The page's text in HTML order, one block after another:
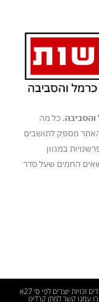
. כל מה
מספק לתושבים
במגוון
החמים שעל סדר
2023 © כל הזכויות שמורות - בראש החדשות | אנו מכבדים זכויות יוצרים לפי ס׳ 27א
עמנו קשר למתן קרדיט